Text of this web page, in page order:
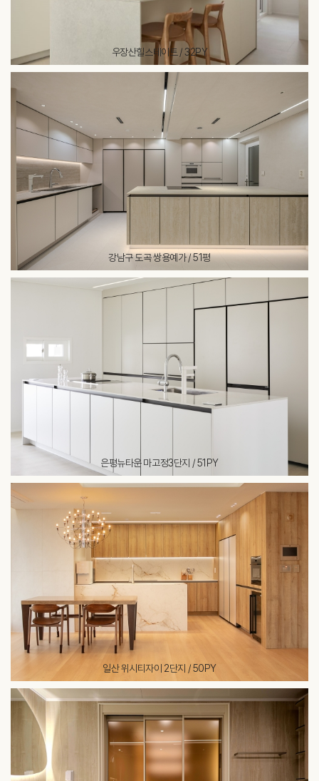
우장산힐스테이트 / 32PY
강남구 도곡 쌍용예가 / 51평
은평뉴타운 마고정3단지 / 51PY
일산 위시티자이 2단지 / 50PY